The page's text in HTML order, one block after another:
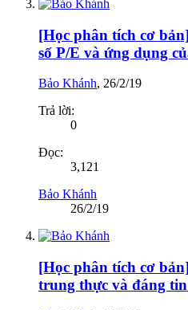
[Học phân tích cơ
số P/E và ứng dụng
Bảo Khánh, 26/2/19
Trả lời:
0
Đọc:
3,121
Bảo Khánh
26/2/19
[Học phân tích cơ
trung thực và đáng tin